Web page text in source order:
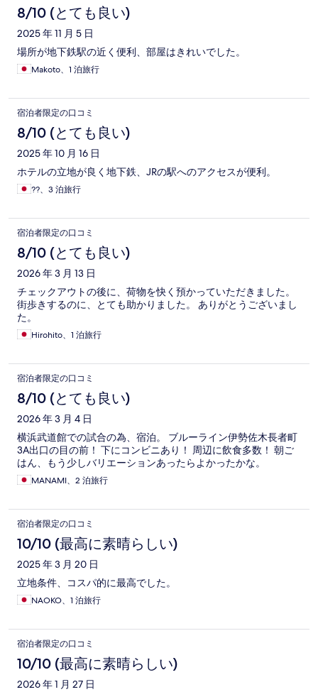
8/10 (とても良い)
2025 年 11 月 5 日
場所が地下鉄駅の近く便利、部屋はきれいでした。
Makoto、1 泊旅行
宿泊者限定の口コミ
8/10 (とても良い)
2025 年 10 月 16 日
ホテルの立地が良く地下鉄、JRの駅へのアクセスが便利。
??、3 泊旅行
宿泊者限定の口コミ
8/10 (とても良い)
2026 年 3 月 13 日
チェックアウトの後に、荷物を快く預かっていただきました。
街歩きするのに、とても助かりました。 ありがとうございまし
た。
Hirohito、1 泊旅行
宿泊者限定の口コミ
8/10 (とても良い)
2026 年 3 月 4 日
横浜武道館での試合の為、宿泊。 ブルーライン伊勢佐木長者町
3A出口の目の前！ 下にコンビニあり！ 周辺に飲食多数！ 朝ご
はん、もう少しバリエーションあったらよかったかな。
MANAMI、2 泊旅行
宿泊者限定の口コミ
10/10 (最高に素晴らしい)
2025 年 3 月 20 日
立地条件、コスパ的に最高でした。
NAOKO、1 泊旅行
宿泊者限定の口コミ
10/10 (最高に素晴らしい)
2026 年 1 月 27 日